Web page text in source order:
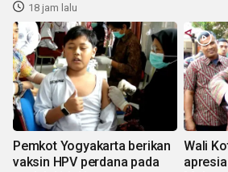
18 jam lalu
Pemkot Yogyakarta berikan
vaksin HPV perdana pada
Wali